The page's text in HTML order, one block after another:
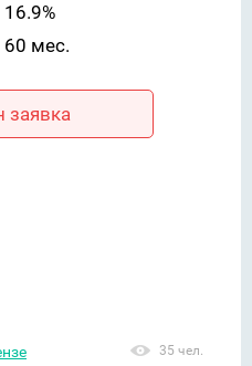
16.9%
60 мес.
заявка
35 чел.